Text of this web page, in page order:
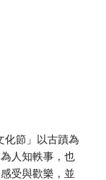
化節」以古蹟為
人知軼事，也
受與歡樂，並